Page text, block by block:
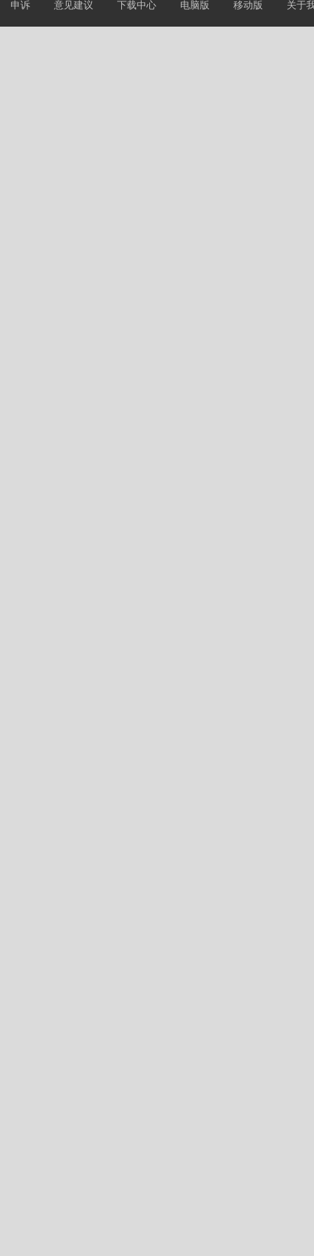
申诉 意见建议 下载中心 电脑版 移动版 关于